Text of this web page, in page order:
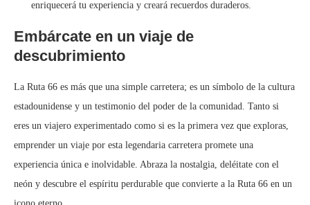
enriquecerá tu experiencia y creará recuerdos duraderos.
Embárcate en un viaje de
descubrimiento
La Ruta 66 es más que una simple carretera; es un símbolo de la cultura
estadounidense y un testimonio del poder de la comunidad. Tanto si
eres un viajero experimentado como si es la primera vez que exploras,
emprender un viaje por esta legendaria carretera promete una
experiencia única e inolvidable. Abraza la nostalgia, deléitate con el
neón y descubre el espíritu perdurable que convierte a la Ruta 66 en un